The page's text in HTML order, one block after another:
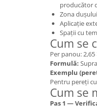
producător
Zona
Aplicație
Spații cu
Cum se
Per panou: 2,65
Formulă:
Exemplu
Pentru pereți
Cum se
Pas 1 —